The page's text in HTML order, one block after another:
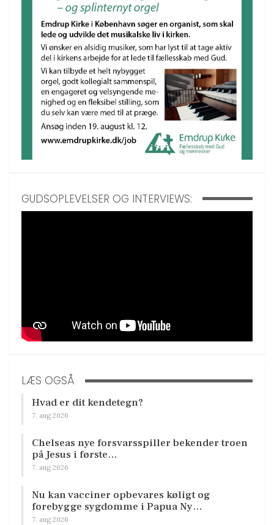
GUDSOPLEVELSER OG INTERVIEWS:
LÆS OGSÅ
Hvad er dit kendetegn?
7. aug 2026
Chelseas nye forsvarsspiller bekender troen
på Jesus i første…
7. aug 2026
Nu kan vacciner opbevares køligt og
forebygge sygdomme i Papua Ny…
7. aug 2026